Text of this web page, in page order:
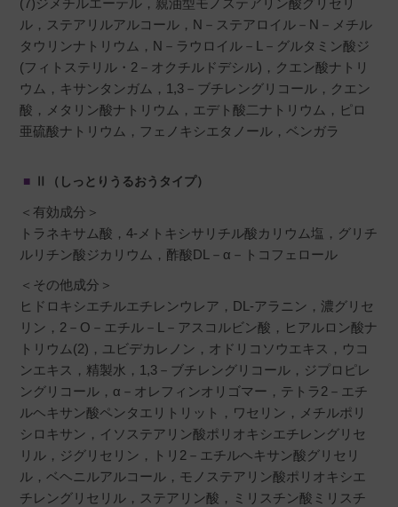
(7)ジメチルエーテル，親油型モノステアリン酸グリセリ
ル，ステアリルアルコール，N－ステアロイル－N－メチル
タウリンナトリウム，N－ラウロイル－L－グルタミン酸ジ
(フィトステリル・2－オクチルドデシル)，クエン酸ナトリ
ウム，キサンタンガム，1,3－ブチレングリコール，クエン
酸，メタリン酸ナトリウム，エデト酸二ナトリウム，ピロ
亜硫酸ナトリウム，フェノキシエタノール，ベンガラ
Ⅱ（しっとりうるおうタイプ）
＜有効成分＞
トラネキサム酸，4-メトキシサリチル酸カリウム塩，グリチ
ルリチン酸ジカリウム，酢酸DL－α－トコフェロール
＜その他成分＞
ヒドロキシエチルエチレンウレア，DL-アラニン，濃グリセ
リン，2－O－エチル－L－アスコルビン酸，ヒアルロン酸ナ
トリウム(2)，ユビデカレノン，オドリコソウエキス，ウコ
ンエキス，精製水，1,3－ブチレングリコール，ジプロピレ
ングリコール，α－オレフィンオリゴマー，テトラ2－エチ
ルヘキサン酸ペンタエリトリット，ワセリン，メチルポリ
シロキサン，イソステアリン酸ポリオキシエチレングリセ
リル，ジグリセリン，トリ2－エチルヘキサン酸グリセリ
ル，ベヘニルアルコール，モノステアリン酸ポリオキシエ
チレングリセリル，ステアリン酸，ミリスチン酸ミリスチ